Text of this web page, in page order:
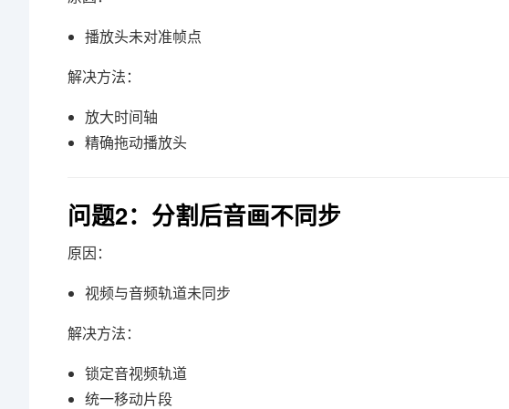
播放头未对准帧点
解决方法：
放大时间轴
精确拖动播放头
问题2：分割后音画不同步
原因：
视频与音频轨道未同步
解决方法：
锁定音视频轨道
统一移动片段